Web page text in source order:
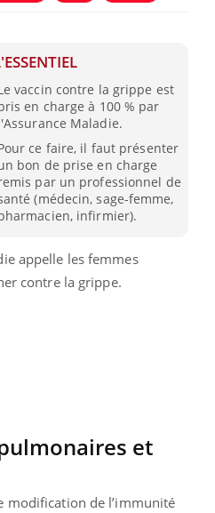
vaccin contre la grippe est
en charge à 100 % par
Maladie.
ce faire, il faut présenter
bon de prise en charge
par un professionnel de
(médecin, sage-femme,
infirmier).
appelle les femmes
contre la grippe.
et
modification de l’immunité